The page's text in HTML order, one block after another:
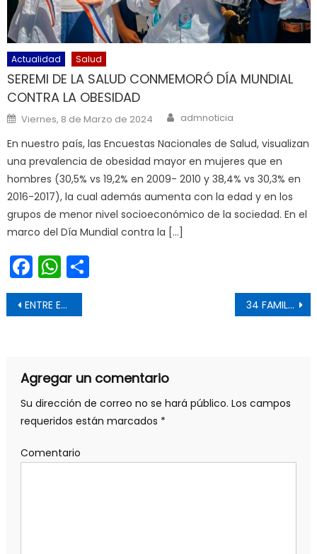
Actualidad Salud
SEREMI DE LA SALUD CONMEMORÓ DÍA MUNDIAL
CONTRA LA OBESIDAD
Posted on
Viernes, 8 de Marzo de 2024 Author
admnoticia
En nuestro país, las Encuestas Nacionales de Salud, visualizan
una prevalencia de obesidad mayor en mujeres que en
hombres (30,5% vs 19,2% en 2009- 2010 y 38,4% vs 30,3% en
2016-2017), la cual además aumenta con la edad y en los
grupos de menor nivel socioeconómico de la sociedad. En el
marco del Día Mundial contra la […]
Facebook
WhatsApp
Navegación de entradas
ENTRE EL 19 Y 28 DE OCTUBRE SE PODRÁ POSTULAR AL SUBSIDIO SECTORES MEDIOS DEL MINVU 34 FAMILIAS DE PICHIDEGUA RECIBEN LAS LLAVES DE SU VIVIENDA PROPIA
Agregar un comentario
Su dirección de correo no se hará público. Los campos
requeridos están marcados *
Comentario